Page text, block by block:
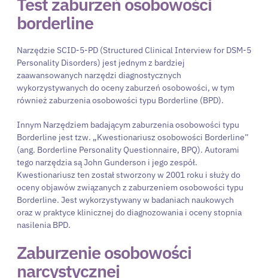
borderline
Narzędzie SCID-5-PD (Structured Clinical Interview for DSM-5
Personality Disorders) jest jednym z bardziej
zaawansowanych narzędzi diagnostycznych
wykorzystywanych do oceny zaburzeń osobowości, w tym
również zaburzenia osobowości typu Borderline (BPD).
Innym Narzędziem badającym zaburzenia osobowości typu
Borderline jest tzw. „Kwestionariusz osobowości Borderline”
(ang. Borderline Personality Questionnaire, BPQ). Autorami
tego narzędzia są John Gunderson i jego zespół.
Kwestionariusz ten został stworzony w 2001 roku i służy do
oceny objawów związanych z zaburzeniem osobowości typu
Borderline. Jest wykorzystywany w badaniach naukowych
oraz w praktyce klinicznej do diagnozowania i oceny stopnia
nasilenia BPD.
Zaburzenie osobowości
narcystycznej